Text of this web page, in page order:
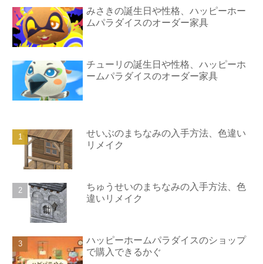
みさきの誕生日や性格、ハッピーホー
ムパラダイスのオーダー家具
チューリの誕生日や性格、ハッピーホ
ームパラダイスのオーダー家具
せいぶのまちなみの入手方法、色違い
リメイク
ちゅうせいのまちなみの入手方法、色
違いリメイク
ハッピーホームパラダイスのショップ
で購入できるかぐ